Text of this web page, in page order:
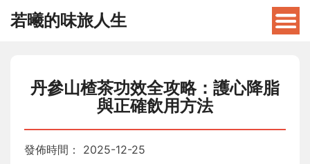
若曦的味旅人生
丹參山楂茶功效全攻略：護心降脂
與正確飲用方法
發佈時間： 2025-12-25